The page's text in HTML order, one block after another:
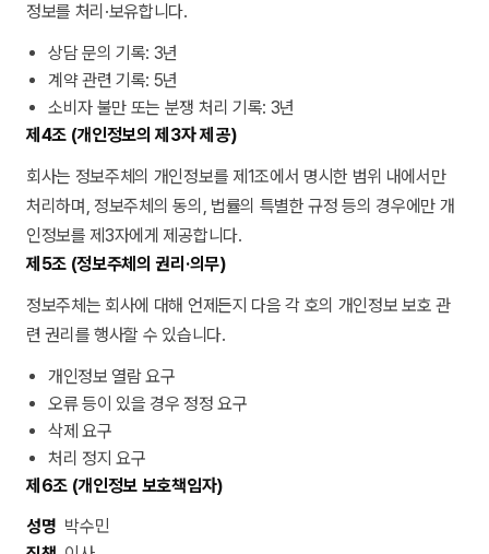
정보를 처리·보유합니다.
상담 문의 기록: 3년
계약 관련 기록: 5년
소비자 불만 또는 분쟁 처리 기록: 3년
제4조 (개인정보의 제3자 제공)
회사는 정보주체의 개인정보를 제1조에서 명시한 범위 내에서만
처리하며, 정보주체의 동의, 법률의 특별한 규정 등의 경우에만 개
인정보를 제3자에게 제공합니다.
제5조 (정보주체의 권리·의무)
정보주체는 회사에 대해 언제든지 다음 각 호의 개인정보 보호 관
련 권리를 행사할 수 있습니다.
개인정보 열람 요구
오류 등이 있을 경우 정정 요구
삭제 요구
처리 정지 요구
제6조 (개인정보 보호책임자)
성명 박수민